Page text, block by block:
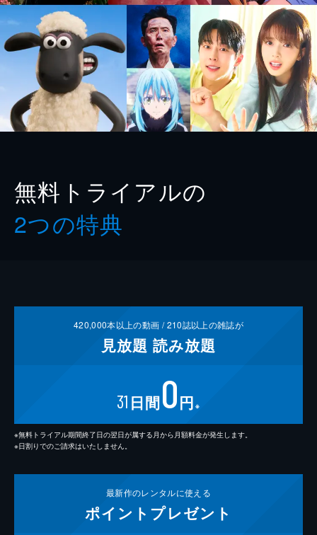
無料トライアルの
2つの特典
420,000本以上の動画 /210誌以上の雑誌が
見放題 読み放題
31 日間0円 ※
※無料トライアル期間終了日の翌日が属する月から月額料金が発生します。
※日割りでのご請求はいたしません。
最新作のレンタルに使える
ポイント プレゼント